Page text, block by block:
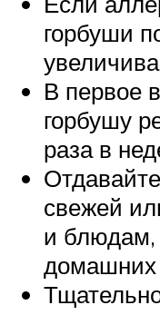
горбуши
В первое
горбушу
раза в
свежей
и блюдам,
домашних